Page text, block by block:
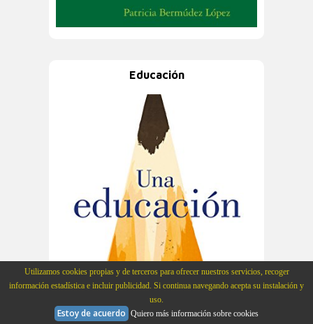
Educación
Utilizamos cookies propias y de terceros para ofrecer nuestros servicios, recoger
información estadística e incluir publicidad. Si continua navegando acepta su instalación y
uso.
Estoy de acuerdo Quiero más información sobre cookies